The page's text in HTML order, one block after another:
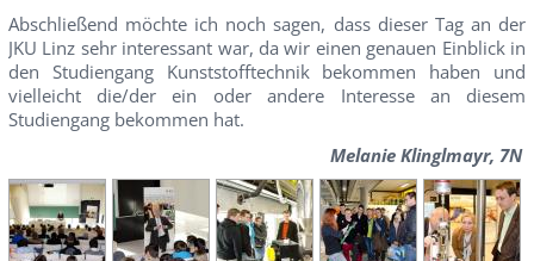
Abschließend möchte ich noch sagen, dass dieser Tag an der
JKU Linz sehr interessant war, da wir einen genauen Einblick in
den Studiengang Kunststofftechnik bekommen haben und
vielleicht die/der ein oder andere Interesse an diesem
Studiengang bekommen hat.
Melanie Klinglmayr, 7N